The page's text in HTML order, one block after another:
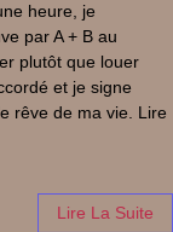
heure, je
par A + B au
plutôt que louer
et je signe
rêve de ma vie. Lire
Lire La Suite